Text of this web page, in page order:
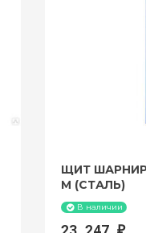
ЩИТ
М (СТАЛЬ)
В наличии
₽